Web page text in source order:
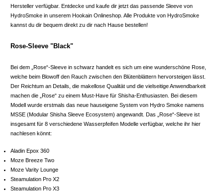
Hersteller verfügbar. Entdecke und kaufe dir jetzt das passende Sleeve von
HydroSmoke in unserem Hookain Onlineshop. Alle Produkte von HydroSmoke
kannst du dir bequem direkt zu dir nach Hause bestellen!
Rose-Sleeve "Black"
Bei dem „Rose“-Sleeve in schwarz handelt es sich um eine wunderschöne Rose,
welche beim Blowoff den Rauch zwischen den Blütenblättern hervorsteigen lässt.
Der Reichtum an Details, die makellose Qualität und die vielseitige Anwendbarkeit
machen die „Rose“ zu einem Must-Have für Shisha-Enthusiasten. Bei diesem
Modell wurde erstmals das neue hauseigene System von Hydro Smoke namens
MSSE (Modular Shisha Sleeve Ecosystem) angewandt. Das „Rose“-Sleeve ist
insgesamt für 8 verschiedene Wasserpfeifen Modelle verfügbar, welche ihr hier
nachlesen könnt:
Aladin Epox 360
Moze Breeze Two
Moze Varity Lounge
Steamulation Pro X2
Steamulation Pro X3